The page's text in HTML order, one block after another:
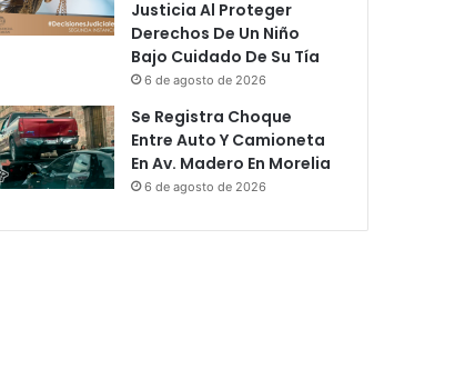
Justicia Al Proteger
Derechos De Un Niño
Bajo Cuidado De Su Tía
6 de agosto de 2026
Se Registra Choque
Entre Auto Y Camioneta
En Av. Madero En Morelia
6 de agosto de 2026